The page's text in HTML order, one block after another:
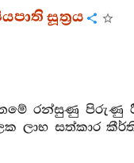
සූත්‍රය
රන්සුණු පිරුණු
සත්කාර